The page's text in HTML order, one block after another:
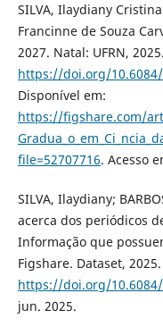
SILVA, Ilaydiany
Francinne de Souza
2027. Natal: UFRN,
https://doi.org/
Disponível em:
https://figshare.com/
file=52707716. Acesso
SILVA, Ilaydiany;
acerca dos periódicos
Informação que
Figshare. Dataset,
https://doi.org/
jun. 2025.